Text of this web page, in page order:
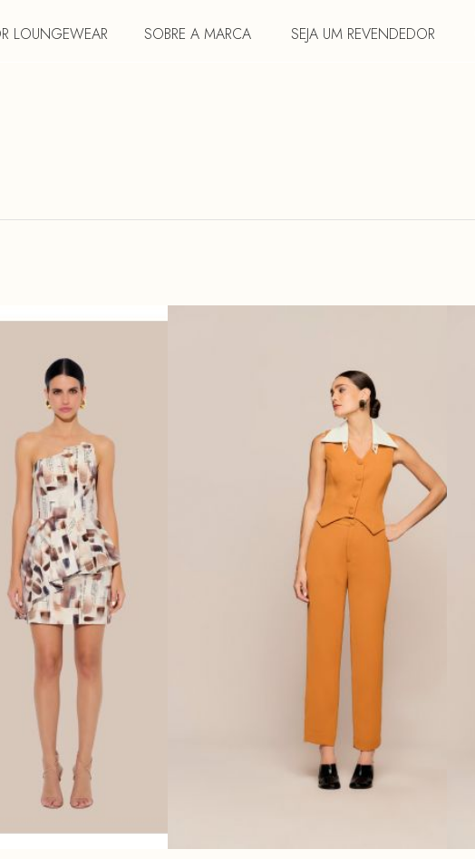
LOUNGEWEAR SOBRE A MARCA SEJA UM REVENDEDOR